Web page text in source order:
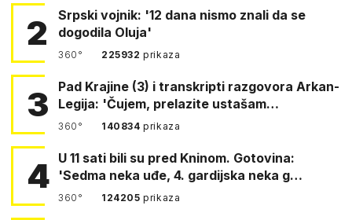
2
Srpski vojnik: '12 dana nismo znali da se
dogodila Oluja'
360° 225932prikaza
3
Pad Krajine (3) i transkripti razgovora Arkan-
Legija: 'Čujem, prelazite ustašam…
360° 140834prikaza
4 U 11 sati bili su pred Kninom. Gotovina:
'Sedma neka uđe, 4. gardijska neka g…
360° 124205prikaza